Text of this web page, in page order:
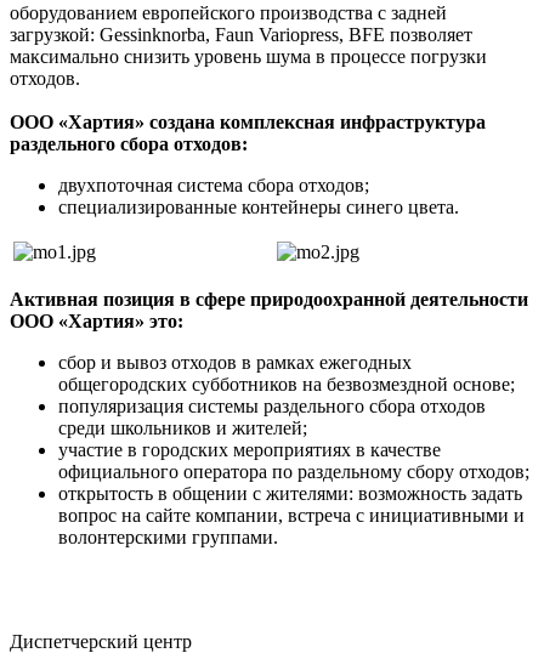
оборудованием европейского производства с задней
загрузкой: Gessinknorba, Faun Variopress, BFE позволяет
максимально снизить уровень шума в процессе погрузки
отходов.
ООО «Хартия» создана комплексная инфраструктура
раздельного сбора отходов:
двухпоточная система сбора отходов;
специализированные контейнеры синего цвета.
Активная позиция в сфере природоохранной деятельности
ООО «Хартия» это:
сбор и вывоз отходов в рамках ежегодных
общегородских субботников на безвозмездной основе;
популяризация системы раздельного сбора отходов
среди школьников и жителей;
участие в городских мероприятиях в качестве
официального оператора по раздельному сбору отходов;
открытость в общении с жителями: возможность задать
вопрос на сайте компании, встреча с инициативными и
волонтерскими группами.
Диспетчерский центр